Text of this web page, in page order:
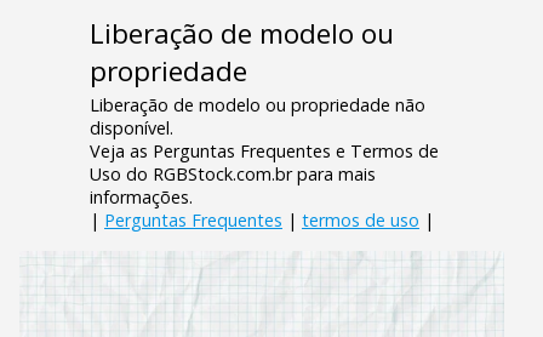
Liberação de modelo ou
propriedade
Liberação de modelo ou propriedade não
disponível.
Veja as Perguntas Frequentes e Termos de
Uso do RGBStock.com.br para mais
informações.
| Perguntas Frequentes | termos de uso |